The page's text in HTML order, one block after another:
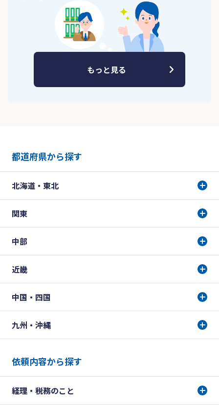
もっと見る
都道府県から探す
北海道・東北
関東
中部
近畿
中国・四国
九州・沖縄
依頼内容から探す
経理・税務のこと